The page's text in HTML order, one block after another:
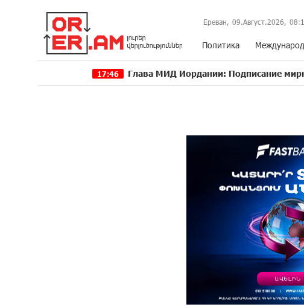
Ереван, 09.Август.2026, 08:
Политика
Глава МИД Иордании: Подписание мирного